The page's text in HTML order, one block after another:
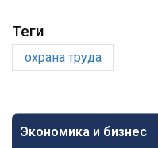
Экономика и бизнес
Теги
охрана труда